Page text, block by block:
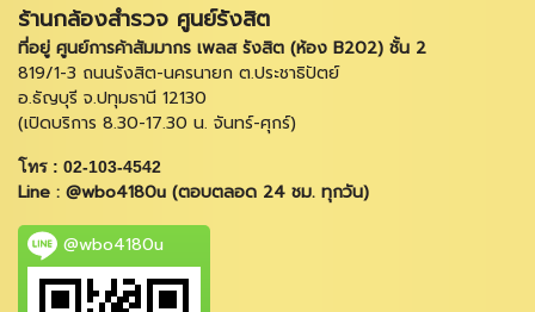
ร้านกล้องสำรวจ ศูนย์รังสิต
ที่อยู่ ศูนย์การค้าสัมมากร เพลส รังสิต (ห้อง B202) ชั้น 2
819/1-3 ถนนรังสิต-นครนายก ต.ประชาธิปัตย์
อ.ธัญบุรี จ.ปทุมธานี 12130
(เปิดบริการ 8.30-17.30 น. จันทร์-ศุกร์)
โทร : 02-103-4542
Line : @wbo4180u (ตอบตลอด 24 ชม. ทุกวัน)
@wbo4180u